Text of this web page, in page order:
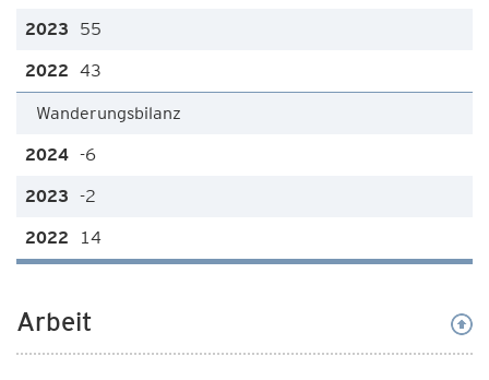
55
43
Wanderungsbilanz
-6
-2
14
Arbeit